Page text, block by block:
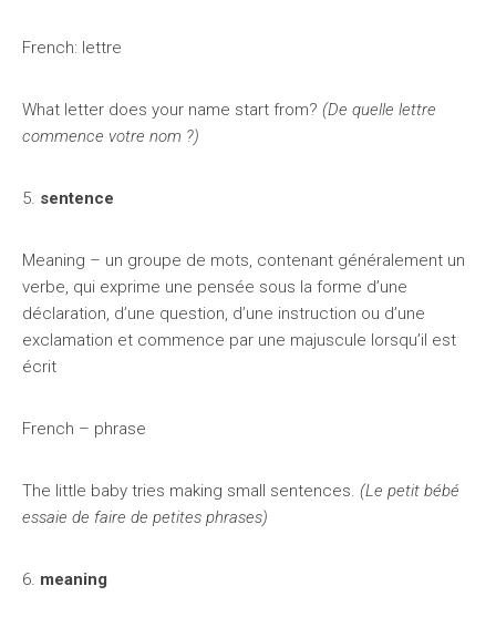
French: lettre
What letter does your name start from? (De quelle lettre
commence votre nom ?)
5. sentence
Meaning – un groupe de mots, contenant généralement un
verbe, qui exprime une pensée sous la forme d’une
déclaration, d’une question, d’une instruction ou d’une
exclamation et commence par une majuscule lorsqu’il est
écrit
French – phrase
The little baby tries making small sentences. (Le petit bébé
essaie de faire de petites phrases)
6. meaning